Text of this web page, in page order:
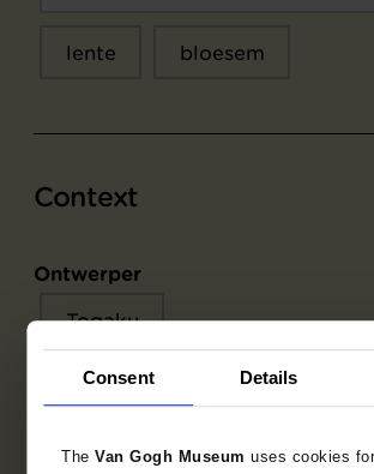
Consent Details
TheVan Gogh Museumuses cookies
lente bloesem
Context
Ontwerper
Togaku